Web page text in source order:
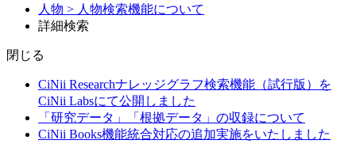
人物 > 人物検索機能について
詳細検索
閉じる
CiNii Researchナレッジグラフ検索機能（試行版）を
CiNii Labsにて公開しました
「研究データ」「根拠データ」の収録について
CiNii Books機能統合対応の追加実施をいたしました